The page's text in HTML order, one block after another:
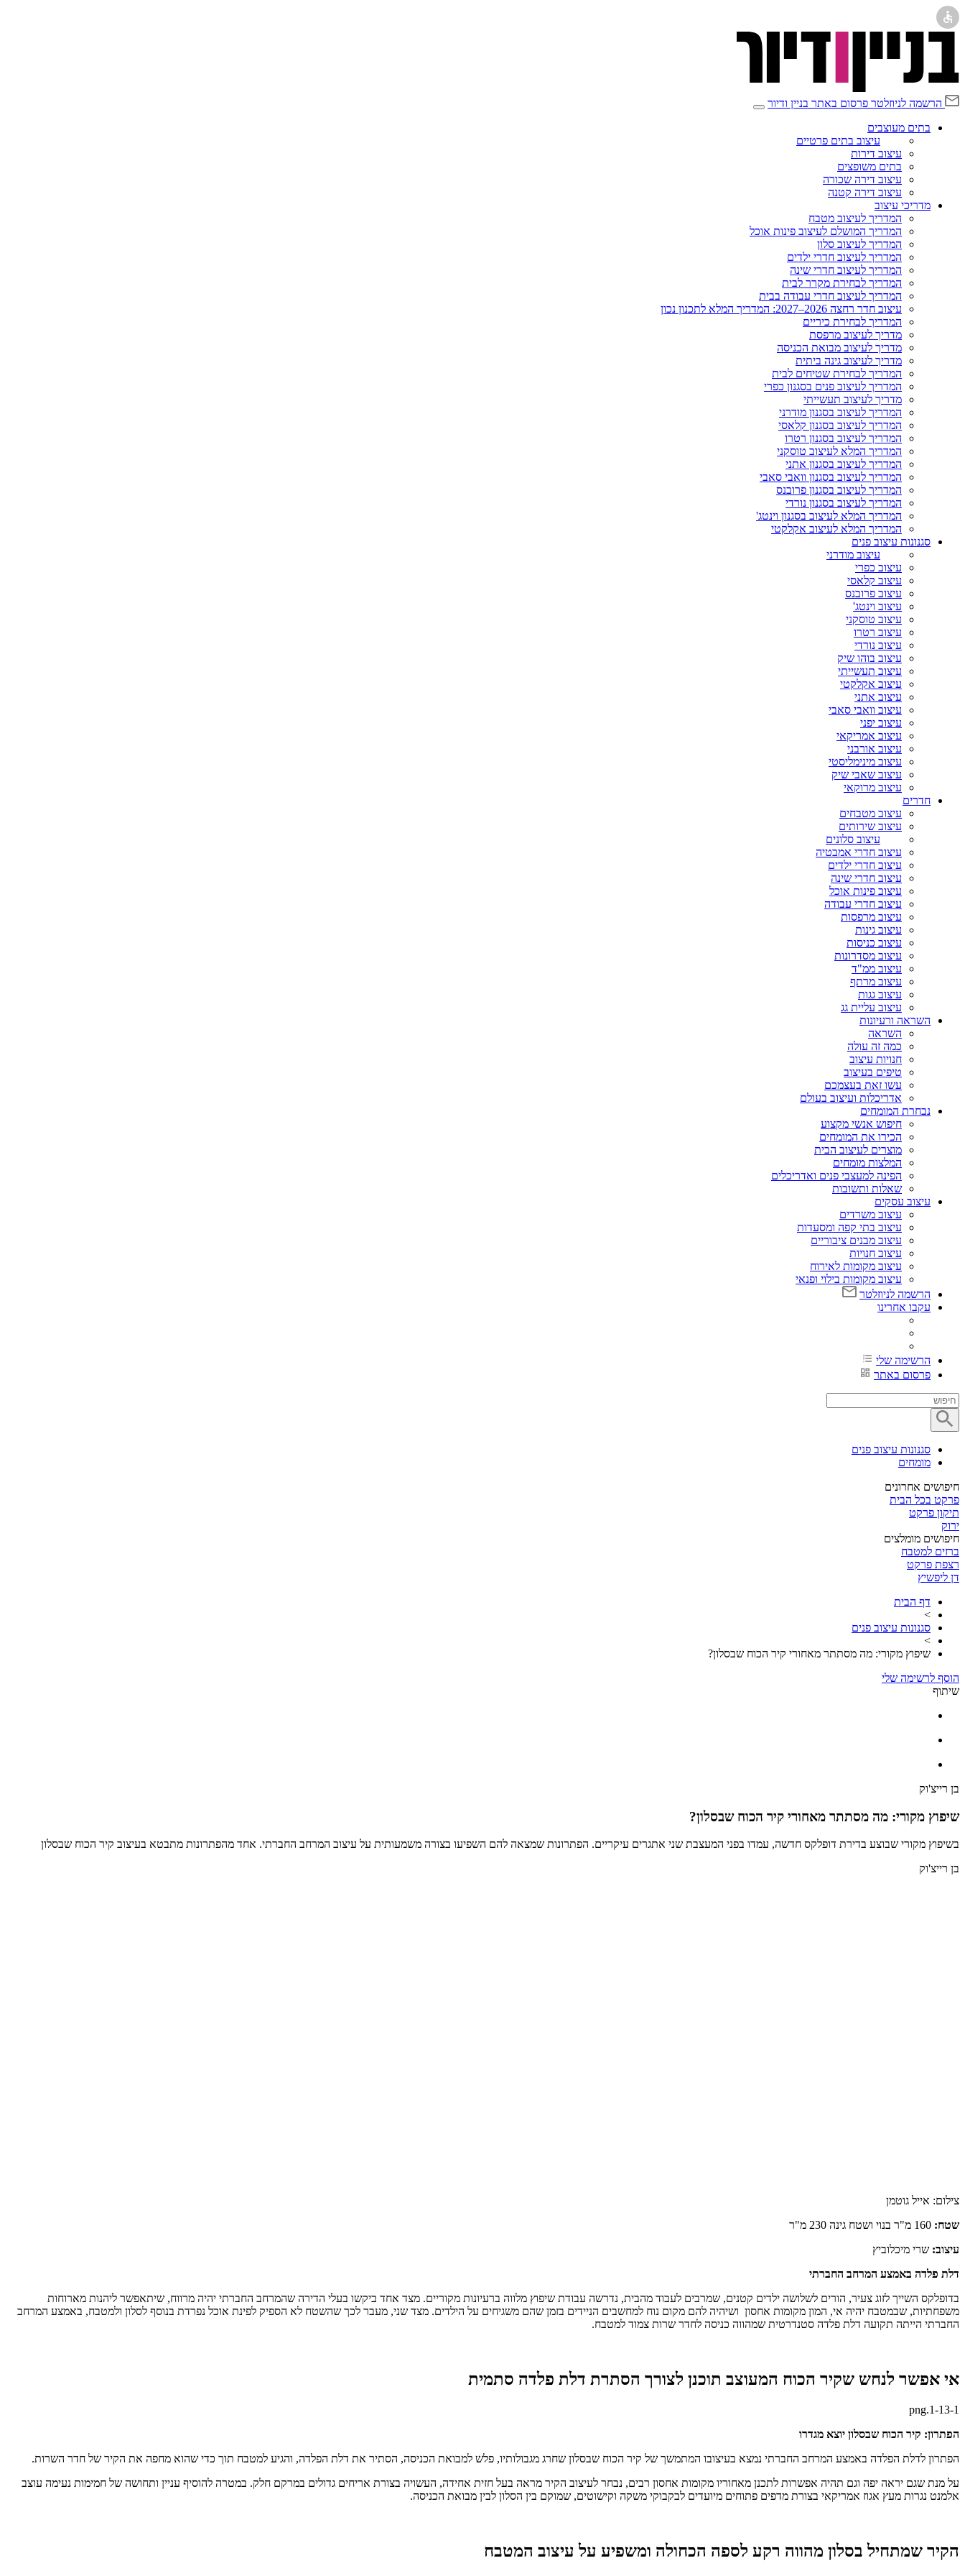
הרשמה לניוזלטר פרסום באתר בניין ודיור
בתים מעוצבים
עיצוב בתים פרטיים
עיצוב דירות
בתים משופצים
עיצוב דירה שכורה
עיצוב דירה קטנה
מדריכי עיצוב
המדריך לעיצוב מטבח
המדריך המושלם לעיצוב פינות אוכל
המדריך לעיצוב סלון
המדריך לעיצוב חדרי ילדים
המדריך לעיצוב חדרי שינה
המדריך לבחירת מקרר לבית
המדריך לעיצוב חדרי עבודה בבית
עיצוב חדר רחצה 2026–2027: המדריך המלא לתכנון נכון
המדריך לבחירת כיריים
מדריך לעיצוב מרפסת
מדריך לעיצוב מבואת הכניסה
מדריך לעיצוב גינה ביתית
המדריך לבחירת שטיחים לבית
המדריך לעיצוב פנים בסגנון כפרי
מדריך לעיצוב תעשייתי
המדריך לעיצוב בסגנון מודרני
המדריך לעיצוב בסגנון קלאסי
המדריך לעיצוב בסגנון רטרו
המדריך המלא לעיצוב טוסקני
המדריך לעיצוב בסגנון אתני
המדריך לעיצוב בסגנון וואבי סאבי
המדריך לעיצוב בסגנון פרובנס
המדריך לעיצוב בסגנון נורדי
המדריך המלא לעיצוב בסגנון וינטג'
המדריך המלא לעיצוב אקלקטי
סגנונות עיצוב פנים
עיצוב מודרני
עיצוב כפרי
עיצוב קלאסי
עיצוב פרובנס
עיצוב וינטג'
עיצוב טוסקני
עיצוב רטרו
עיצוב נורדי
עיצוב בוהו שיק
עיצוב תעשייתי
עיצוב אקלקטי
עיצוב אתני
עיצוב וואבי סאבי
עיצוב יפני
עיצוב אמריקאי
עיצוב אורבני
עיצוב מינימליסטי
עיצוב שאבי שיק
עיצוב מרוקאי
חדרים
עיצוב מטבחים
עיצוב שירותים
עיצוב סלונים
עיצוב חדרי אמבטיה
עיצוב חדרי ילדים
עיצוב חדרי שינה
עיצוב פינות אוכל
עיצוב חדרי עבודה
עיצוב מרפסות
עיצוב גינות
עיצוב כניסות
עיצוב מסדרונות
עיצוב ממ"ד
עיצוב מרתף
עיצוב גגות
עיצוב עליית גג
השראה ורעיונות
השראה
כמה זה עולה
חנויות עיצוב
טיפים בעיצוב
עשו זאת בעצמכם
אדריכלות ועיצוב בעולם
נבחרת המומחים
חיפוש אנשי מקצוע
הכירו את המומחים
מוצרים לעיצוב הבית
המלצות מומחים
הפינה למעצבי פנים ואדריכלים
שאלות ותשובות
עיצוב עסקים
עיצוב משרדים
עיצוב בתי קפה ומסעדות
עיצוב מבנים ציבוריים
עיצוב חנויות
עיצוב מקומות לאירוח
עיצוב מקומות בילוי ופנאי
הרשמה לניוזלטר
עקבו אחרינו
הרשימה שלי
פרסום באתר
סגנונות עיצוב פנים
מומחים
חיפושים אחרונים
פרקט בכל הבית
תיקון פרקט
ירוק
חיפושים מומלצים
ברזים למטבח
רצפת פרקט
דן ליפשיץ
דף הבית
>
סגנונות עיצוב פנים
>
שיפוץ מקורי: מה מסתתר מאחורי קיר הכוח שבסלון?
הוסף לרשימה שלי
שיתוף
בן רייצ'וק
שיפוץ מקורי: מה מסתתר מאחורי קיר הכוח שבסלון?
בשיפוץ מקורי שבוצע בדירת דופלקס חדשה, עמדו בפני המעצבת שני אתגרים עיקריים. הפתרונות שמצאה להם השפיעו בצורה משמעותית על עיצוב המרחב החברתי. אחד מהפתרונות מתבטא בעיצוב קיר הכוח שבסלון
בן רייצ'וק
צילום: אייל גוטמן
שטח:
עיצוב: שרי מיכלוביץ
דלת פלדה באמצע המרחב החברתי
בדופלקס השייך לזוג צעיר, הורים לשלושה ילדים קטנים, שמרבים לעבוד מהבית, נדרשה עבודת שיפוץ מלווה ברעיונות מקוריים. מצד אחד ביקשו בעלי הדירה שהמרחב החברתי יהיה מרווח, שיתאפשר ליהנות מארוחות
משפחתיות, שבמטבח יהיה אי, המון מקומות אחסון ושיהיה להם מקום נוח למחשבים הניידים בזמן שהם משגיחים על הילדים. מצד שני, מעבר לכך שהשטח לא הספיק לפינת אוכל נפרדת בנוסף לסלון ולמטבח, באמצע המרחב
החברתי הייתה תקועה דלת פלדה סטנדרטית שמהווה כניסה לחדר שרות צמוד למטבח.
אי אפשר לנחש שקיר הכוח המעוצב תוכנן לצורך הסתרת דלת פלדה סתמית
1-13-1.png
הפתרון: קיר הכוח שבסלון יוצא מגדרו
הפתרון לדלת הפלדה באמצע המרחב החברתי נמצא בעיצובו המתמשך של קיר הכוח שבסלון שחרג מגבולותיו, פלש למבואת הכניסה, הסתיר את דלת הפלדה, והגיע למטבח תוך כדי שהוא מחפה את הקיר של חדר השרות.
על מנת שגם יראה יפה וגם תהיה אפשרות לתכנן מאחוריו מקומות אחסון רבים, נבחר לעיצוב הקיר מראה בעל חזית אחידה, העשויה בצורת אריחים גדולים במרקם חלק. במטרה להוסיף עניין ותחושה של חמימות נעימה עוצב
אלמנט נגרות מעץ אגוז אמריקאי בצורת מדפים פתוחים מיועדים לבקבוקי משקה וקישוטים, שמוקם בין הסלון לבין מבואת הכניסה.
הקיר שמתחיל בסלון מהווה רקע לספה הכחולה ומשפיע על עיצוב המטבח